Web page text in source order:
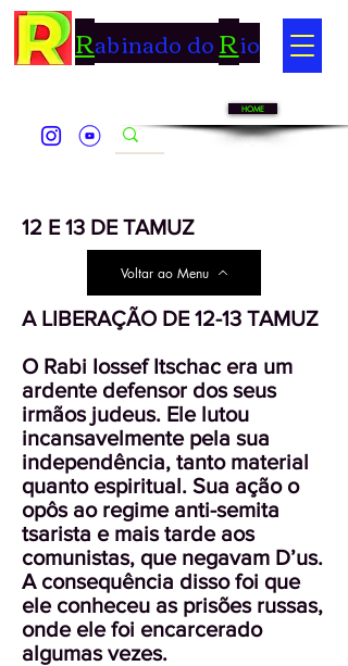
Rabinado doRio
HOME
12 E 13 DE TAMUZ
Voltar ao Menu
A LIBERAÇÃO DE 12-13 TAMUZ
O Rabi Iossef Itschac era um
ardente defensor dos seus
irmãos judeus. Ele lutou
incansavelmente pela sua
independência, tanto material
quanto espiritual. Sua ação o
opôs ao regime anti-semita
tsarista e mais tarde aos
comunistas, que negavam D’us.
A consequência disso foi que
ele conheceu as prisões russas,
onde ele foi encarcerado
algumas vezes.